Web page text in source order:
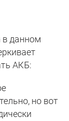
в данном
АКБ:
но вот